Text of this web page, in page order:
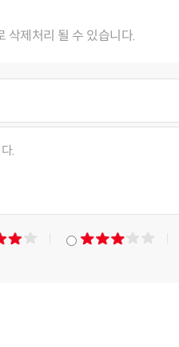
삭제처리 될 수 있습니다.